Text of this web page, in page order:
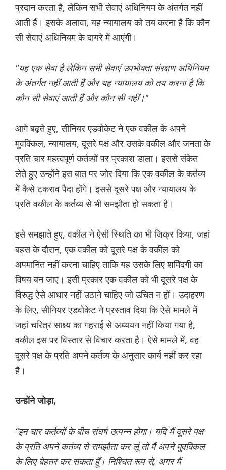
प्रदान करता है, लेकिन सभी सेवाएं अधिनियम के अंतर्गत नहीं
आती हैं। इसके अलावा, यह न्यायालय को तय करना है कि कौन
सी सेवाएं अधिनियम के दायरे में आएंगी।
"यह एक सेवा है लेकिन सभी सेवाएं उपभोक्ता संरक्षण अधिनियम
के अंतर्गत नहीं आती हैं और यह न्यायालय को तय करना है कि
कौन सी सेवाएं आती हैं और कौन सी नहीं।"
आगे बढ़ते हुए, सीनियर एडवोकेट ने एक वकील के अपने
मुवक्किल, न्यायालय, दूसरे पक्ष और उसके वकील और जनता के
प्रति चार महत्वपूर्ण कर्तव्यों पर प्रकाश डाला। इससे संकेत
लेते हुए उन्होंने इस बात पर जोर दिया कि एक वकील के कर्तव्य
में कैसे टकराव पैदा होंगे। इससे दूसरे पक्ष और न्यायालय के
प्रति वकील के कर्तव्य से भी समझौता हो सकता है।
इसे समझाते हुए, वकील ने ऐसी स्थिति का भी जिक्र किया, जहां
बहस के दौरान, एक वकील को दूसरे पक्ष के वकील को
अपमानित नहीं करना चाहिए ताकि यह उसके लिए शर्मिंदगी का
विषय बन जाए। इसी प्रकार एक वकील को भी दूसरे पक्ष के
विरुद्ध ऐसे आधार नहीं उठाने चाहिए जो उचित न हों। उदाहरण
के लिए, सीनियर एडवोकेट ने प्रस्ताव दिया कि ऐसे मामले में
जहां चरित्र साक्ष्य का गहराई से अध्ययन नहीं किया गया है,
वकील इस पर विस्तार से विचार करता है। ऐसे मामले में, वह
दूसरे पक्ष के प्रति अपने कर्तव्य के अनुसार कार्य नहीं कर रहा
है।
उन्होंने जोड़ा,
“इन चार कर्तव्यों के बीच संघर्ष उत्पन्न होगा। यदि मैं दूसरे पक्ष
के प्रति अपने कर्तव्य से समझौता कर लूं तो मैं अपने मुवक्किल
के लिए बेहतर कर सकता हूँ। निश्चित रूप से, अगर मैं